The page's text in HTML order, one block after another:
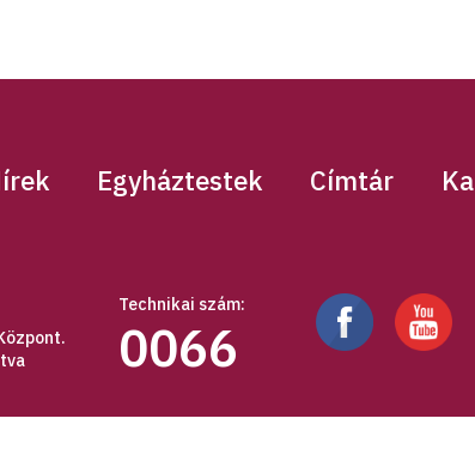
Egyháztestek Címtár
Technikai szám:
0066